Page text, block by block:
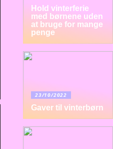
Hold vinterferie
med børnene uden
at bruge for mange
penge
23/10/2022
Gaver til vinterbørn